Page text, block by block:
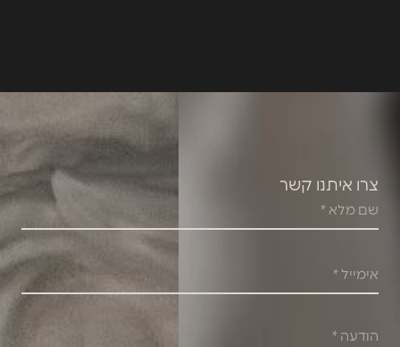
צרו איתנו קשר